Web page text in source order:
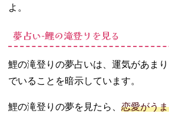
よ。
夢占い‐鯉の滝登りを見る
鯉の滝登りの夢占いは、運気があま
でいることを暗示しています。
鯉の滝登りの夢を見たら、 恋愛がう